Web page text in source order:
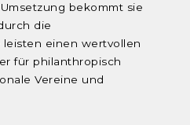
bekommt sie
die
leisten einen wertvollen
für philanthropisch
Vereine und